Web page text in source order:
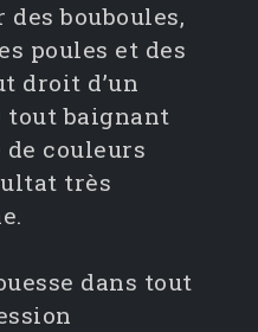
bouboules,
poules et des
droit d’un
tout baignant
de couleurs
très
dans tout